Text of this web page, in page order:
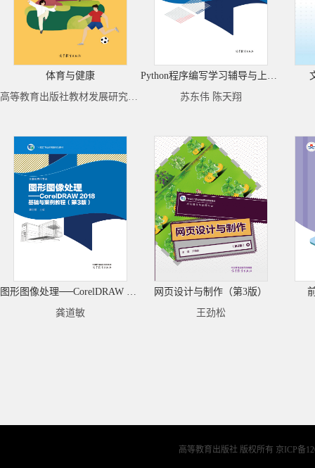
体育与健康
高等教育出版社教材发展研究所组编
Python程序编写学习辅导与上机实习
苏东伟 陈天翔
图形图像处理──CorelDRAW 2018基础与案例教程（第3版）
龚道敏
网页设计与制作（第3版）
王劲松
高等教育出版社 版权所有 京ICP备